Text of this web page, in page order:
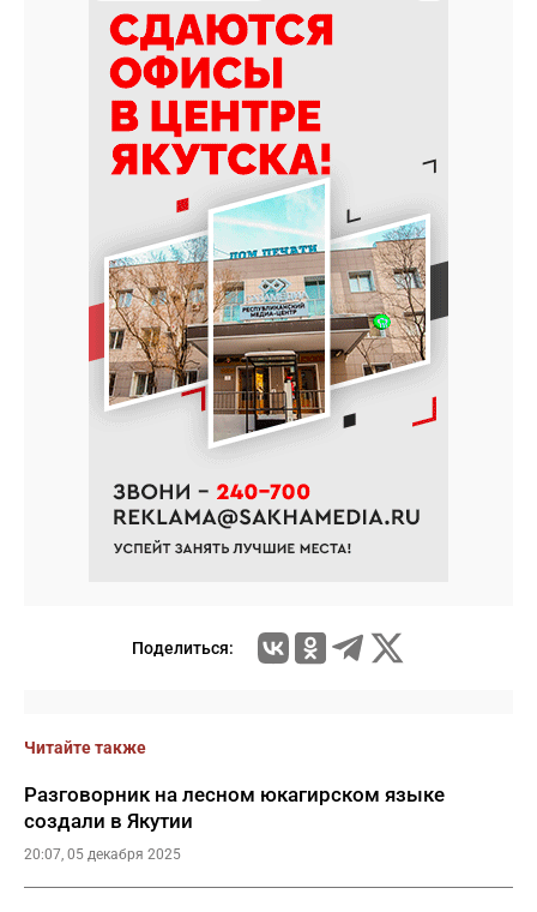
Поделиться:
Читайте также
Разговорник на лесном юкагирском языке
создали в Якутии
20:07, 05 декабря 2025